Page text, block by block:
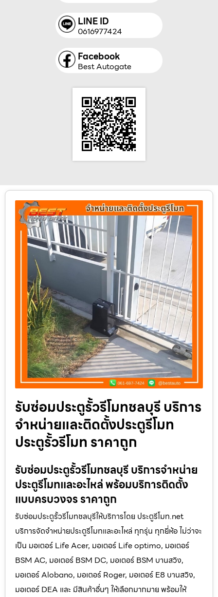
LINE ID
0616977424
Facebook
Best Autogate
รับซ่อมประตูรั้วรีโมทชลบุรี บริการ
จำหน่ายและติดตั้งประตูรีโมท
ประตูรั้วรีโมท ราคาถูก
รับซ่อมประตูรั้วรีโมทชลบุรี บริการจำหน่าย
ประตูรีโมทและอะไหล่ พร้อมบริการติดตั้ง
แบบครบวงจร ราคาถูก
รับซ่อมประตูรั้วรีโมทชลบุรีให้บริการโดย ประตูรีโมท.net
บริการจัดจำหน่ายประตูรีโมทและอะไหล่ ทุกรุ่น ทุกยี่ห้อ ไม่ว่าจะ
เป็น มอเตอร์ Life Acer, มอเตอร์ Life optimo, มอเตอร์
BSM AC, มอเตอร์ BSM DC, มอเตอร์ BSM บานสวิง,
มอเตอร์ Alobano, มอเตอร์ Roger, มอเตอร์ E8 บานสวิง,
มอเตอร์ DEA และ มีสินค้าอื่นๆ ให้เลือกมากมาย พร้อมให้